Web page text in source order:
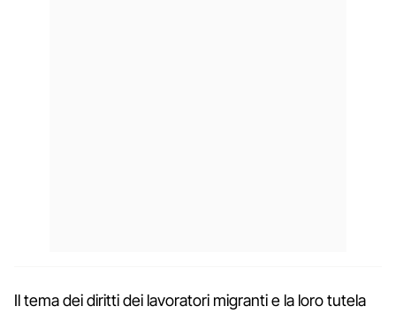
Il tema dei diritti dei lavoratori migranti e la loro tutela